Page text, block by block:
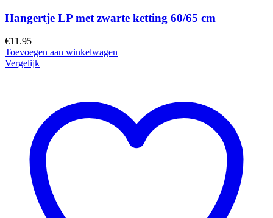
Hangertje LP met zwarte ketting 60/65 cm
€11.95
Toevoegen aan winkelwagen
Vergelijk